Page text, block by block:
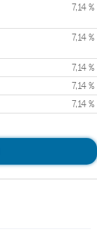
7,14 %
7,14 %
7,14 %
7,14 %
7,14 %